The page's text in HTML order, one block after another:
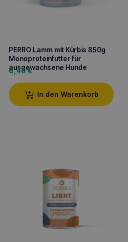
PERRO Lamm mit Kürbis 850g
Monoproteinfutter für
ausgewachsene Hunde
6,40€
In den Warenkorb